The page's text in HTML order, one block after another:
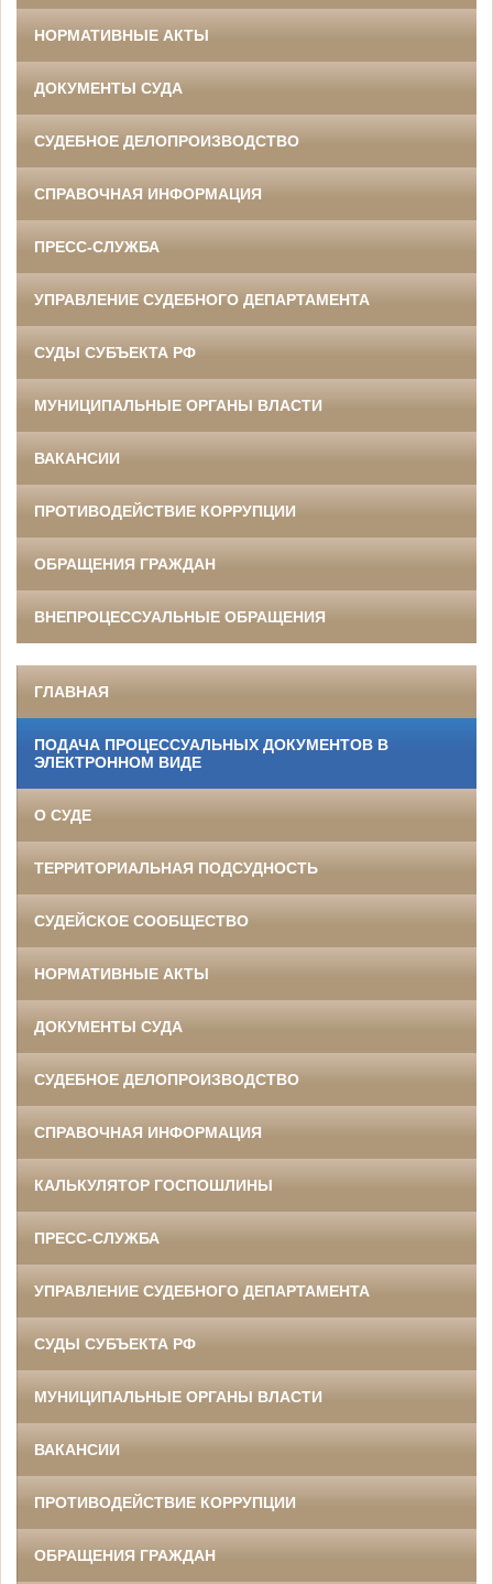
НОРМАТИВНЫЕ АКТЫ
ДОКУМЕНТЫ СУДА
СУДЕБНОЕ ДЕЛОПРОИЗВОДСТВО
СПРАВОЧНАЯ ИНФОРМАЦИЯ
ПРЕСС-СЛУЖБА
УПРАВЛЕНИЕ СУДЕБНОГО ДЕПАРТАМЕНТА
СУДЫ СУБЪЕКТА РФ
МУНИЦИПАЛЬНЫЕ ОРГАНЫ ВЛАСТИ
ВАКАНСИИ
ПРОТИВОДЕЙСТВИЕ КОРРУПЦИИ
ОБРАЩЕНИЯ ГРАЖДАН
ВНЕПРОЦЕССУАЛЬНЫЕ ОБРАЩЕНИЯ
ГЛАВНАЯ
ПОДАЧА ПРОЦЕССУАЛЬНЫХ ДОКУМЕНТОВ В
ЭЛЕКТРОННОМ ВИДЕ
О СУДЕ
ТЕРРИТОРИАЛЬНАЯ ПОДСУДНОСТЬ
СУДЕЙСКОЕ СООБЩЕСТВО
НОРМАТИВНЫЕ АКТЫ
ДОКУМЕНТЫ СУДА
СУДЕБНОЕ ДЕЛОПРОИЗВОДСТВО
СПРАВОЧНАЯ ИНФОРМАЦИЯ
КАЛЬКУЛЯТОР ГОСПОШЛИНЫ
ПРЕСС-СЛУЖБА
УПРАВЛЕНИЕ СУДЕБНОГО ДЕПАРТАМЕНТА
СУДЫ СУБЪЕКТА РФ
МУНИЦИПАЛЬНЫЕ ОРГАНЫ ВЛАСТИ
ВАКАНСИИ
ПРОТИВОДЕЙСТВИЕ КОРРУПЦИИ
ОБРАЩЕНИЯ ГРАЖДАН